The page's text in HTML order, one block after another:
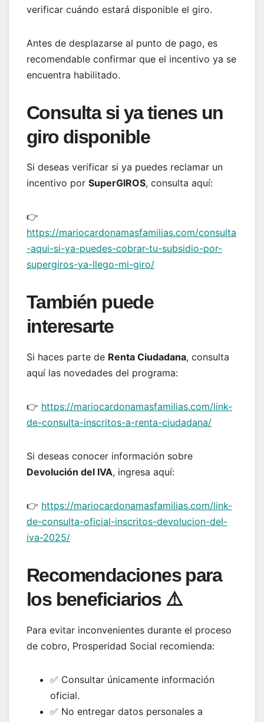
verificar cuándo estará disponible el giro.
Antes de desplazarse al punto de pago, es
recomendable confirmar que el incentivo ya se
encuentra habilitado.
Consulta si ya tienes un
giro disponible
Si deseas verificar si ya puedes reclamar un
incentivo por SuperGIROS, consulta aquí:
👉
https://mariocardonamasfamilias.com/consulta
-aqui-si-ya-puedes-cobrar-tu-subsidio-por-
supergiros-ya-llego-mi-giro/
También puede
interesarte
Si haces parte de Renta Ciudadana, consulta
aquí las novedades del programa:
👉 https://mariocardonamasfamilias.com/link-
de-consulta-inscritos-a-renta-ciudadana/
Si deseas conocer información sobre
Devolución del IVA, ingresa aquí:
👉 https://mariocardonamasfamilias.com/link-
de-consulta-oficial-inscritos-devolucion-del-
iva-2025/
Recomendaciones para
los beneficiarios ⚠️
Para evitar inconvenientes durante el proceso
de cobro, Prosperidad Social recomienda:
✅ Consultar únicamente información
oficial.
✅ No entregar datos personales a